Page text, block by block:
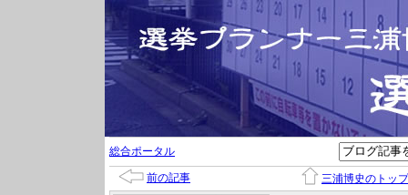
総合ポータル
前の記事
三浦博史のトップ